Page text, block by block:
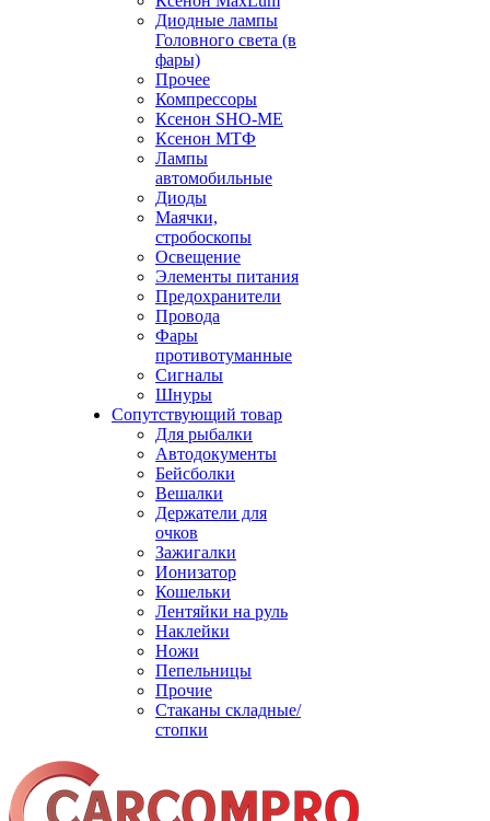
Диодные лампы
Головного света (в
фары)
Прочее
Компрессоры
Ксенон SHO-ME
Ксенон МТФ
Лампы
автомобильные
Диоды
Маячки,
стробоскопы
Освещение
Элементы питания
Предохранители
Провода
Фары
противотуманные
Сигналы
Шнуры
Сопутствующий товар
Для рыбалки
Автодокументы
Бейсболки
Вешалки
Держатели для
очков
Зажигалки
Ионизатор
Кошельки
Лентяйки на руль
Наклейки
Ножи
Пепельницы
Прочие
Стаканы складные/
стопки